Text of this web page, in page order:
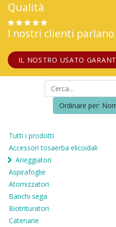
Qualità
I nostri clienti
IL NOSTRO USATO
Ordinare per:
Tutti i prodotti
Accessori tosaerba elicoidali
Arieggiatori
Aspirafoglie
Atomizzatori
Banchi sega
Biotrituratori
Catenarie